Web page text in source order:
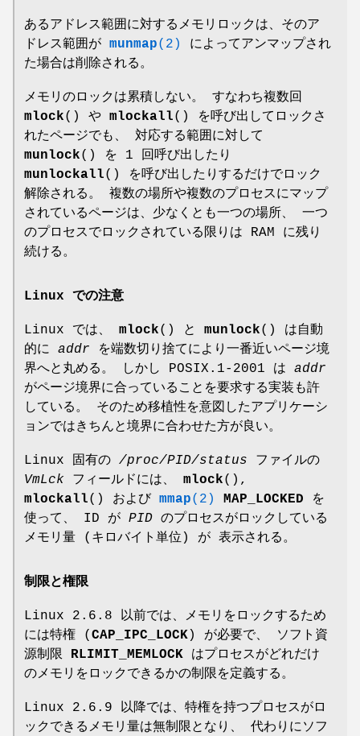
あるアドレス範囲に対するメモリロックは、そのア
ドレス範囲が munmap(2)
によってアンマップされ
た場合は削除される。
メモリのロックは累積しない。 すなわち複数回
mlock() や mlockall() を呼び出してロックさ
れたページでも、 対応する範囲に対して
munlock() を 1 回呼び出したり
munlockall() を呼び出したりするだけでロック
解除される。 複数の場所や複数のプロセスにマップ
されているページは、少なくとも一つの場所、 一つ
のプロセスでロックされている限りは RAM に残り
続ける。
Linux での注意
Linux では、 mlock() と munlock() は自動
的に addr を端数切り捨てにより一番近いページ境
界へと丸める。 しかし POSIX.1-2001 は addr
がページ境界に合っていることを要求する実装も許
している。 そのため移植性を意図したアプリケーシ
ョンではきちんと境界に合わせた方が良い。
Linux 固有の /proc/PID/status ファイルの
VmLck フィールドには、 mlock(),
mlockall() および mmap(2) MAP_LOCKED を
使って、 ID が PID のプロセスがロックしている
メモリ量 (キロバイト単位) が 表示される。
制限と権限
Linux 2.6.8 以前では、メモリをロックするため
には特権 ( CAP_IPC_LOCK ) が必要で、 ソフト資
源制限 RLIMIT_MEMLOCK はプロセスがどれだけ
のメモリをロックできるかの制限を定義する。
Linux 2.6.9 以降では、特権を持つプロセスがロ
ックできるメモリ量は無制限となり、 代わりにソフ